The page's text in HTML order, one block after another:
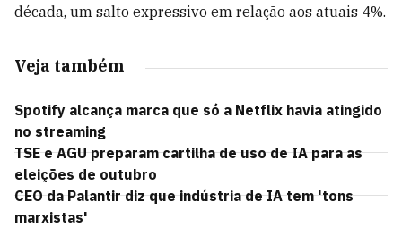
década, um salto expressivo em relação aos atuais 4%.
Veja também
Spotify alcança marca que só a Netflix havia atingido
no streaming
TSE e AGU preparam cartilha de uso de IA para as
eleições de outubro
CEO da Palantir diz que indústria de IA tem 'tons
marxistas'